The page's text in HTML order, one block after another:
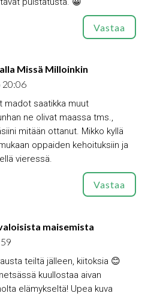
Vastaa
Missä Milloinkin
20:06
madot saatikka muut
ne olivat maassa tms.,
mitään ottanut. Mikko kyllä
oppaiden kehoituksiin ja
vieressä.
Vastaa
maisemista
teiltä jälleen, kiitoksia 😊
kuullostaa aivan
elämykseltä! Upea kuva